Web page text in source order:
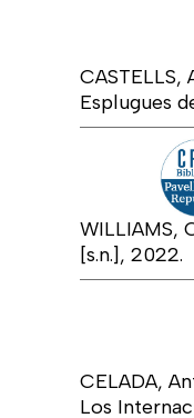
CASTELLS,
Esplugues
WILLIAMS,
[s.n.], 2022.
CELADA,
Los